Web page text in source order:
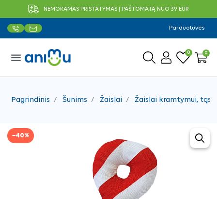
NEMOKAMAS PRISTATYMAS Į PAŠTOMATĄ NUO 39 EUR
Parduotuvės
menu 0 0
Pagrindinis Šunims Žaislai Žaislai kramtymui,
−40%